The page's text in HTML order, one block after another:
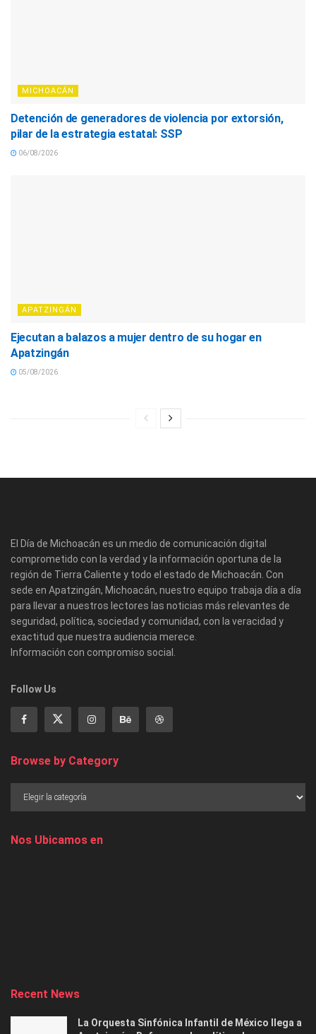
MICHOACÁN
Detención de generadores de violencia por extorsión,
pilar de la estrategia estatal: SSP
06/08/2026
APATZINGÁN
Ejecutan a balazos a mujer dentro de su hogar en
Apatzingán
05/08/2026
El Día de Michoacán es un medio de comunicación digital
comprometido con la verdad y la información oportuna de la
región de Tierra Caliente y todo el estado de Michoacán. Con
sede en Apatzingán, Michoacán, nuestro equipo trabaja día a día
para llevar a nuestros lectores las noticias más relevantes de
seguridad, política, sociedad y comunidad, con la veracidad y
exactitud que nuestra audiencia merece.
Información con compromiso social.
Follow Us
Browse by Category
Nos Ubicamos en
Recent News
La Orquesta Sinfónica Infantil de México llega a